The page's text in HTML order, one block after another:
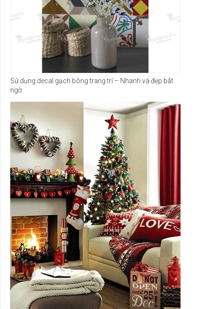
Sử dụng decal gạch bông trang trí – Nhanh và đẹp bất
ngờ